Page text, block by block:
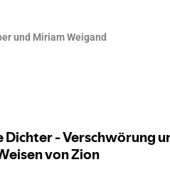
und Miri­am Weigand